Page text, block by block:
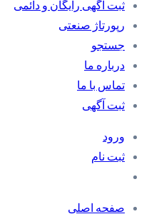
ثبت آگهی رایگان و دائمی
رپورتاژ صنعتی
جستجو
درباره ما
تماس با ما
ثبت آگهی
ورود
ثبت نام
صفحه اصلی